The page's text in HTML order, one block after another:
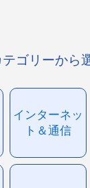
テゴリーから
インターネッ
ト＆通信